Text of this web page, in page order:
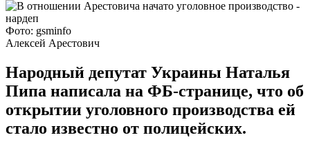
Фото: gsminfo
Алексей Арестович
Народный депутат Украины Наталья
Пипа написала на ФБ-странице, что об
открытии уголовного производства ей
стало известно от полицейских.